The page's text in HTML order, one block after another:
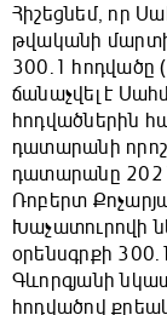
Հիշեցնեմ, որ
թվականի
300.1 հոդվածը
ճանաչվել է
հոդվածներին
դատարանի
դատարանը
Ռոբերտ
Խաչատուրովի
օրենսգրքի
Գևորգյանի
հոդվածով